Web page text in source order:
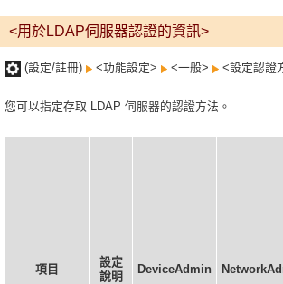
<用於LDAP伺服器認證的資訊>
(設定/註冊) <功能設定> <一般> <設定認證
您可以指定存取 LDAP 伺服器的認證方法。
項目
設定
說明
DeviceAdmin